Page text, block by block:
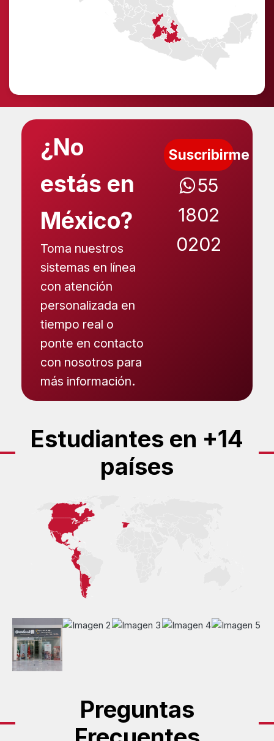
¿No
estás en
México?
Toma nuestros
sistemas en línea
con atención
personalizada en
tiempo real o
ponte en contacto
con nosotros para
más información.
Suscribirme
55
1802
0202
Estudiantes en +14
países
Preguntas